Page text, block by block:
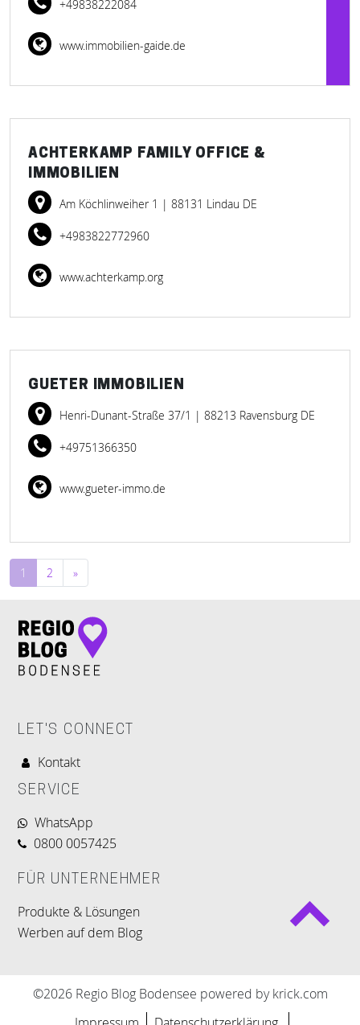
+49838222084
www.immobilien-gaide.de
ACHTERKAMP FAMILY OFFICE &
IMMOBILIEN
Am Köchlinweiher 1 | 88131 Lindau DE
+4983822772960
www.achterkamp.org
GUETER IMMOBILIEN
Henri-Dunant-Straße 37/1 | 88213 Ravensburg DE
+49751366350
www.gueter-immo.de
Beitragsnavigation
1 2 »
LET'S CONNECT
Kontakt
SERVICE
WhatsApp
0800 0057425
FÜR UNTERNEHMER
Produkte & Lösungen
Werben auf dem Blog
©2026 Regio Blog Bodensee powered by krick.com